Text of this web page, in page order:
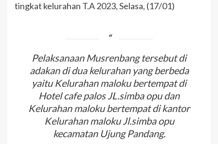
tingkat kelurahan T.A 2023, Selasa, (17/01)
Pelaksanaan Musrenbang tersebut di
adakan di dua kelurahan yang berbeda
yaitu Kelurahan maloku bertempat di
Hotel cafe palos JL.simba opu dan
Kelurahan maloku bertempat di kantor
Kelurahan maloku Jl.simba opu
kecamatan Ujung Pandang.